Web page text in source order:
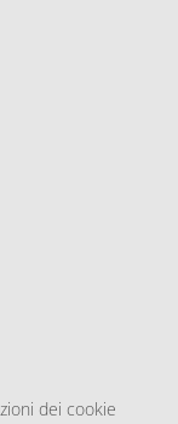
dei cookie